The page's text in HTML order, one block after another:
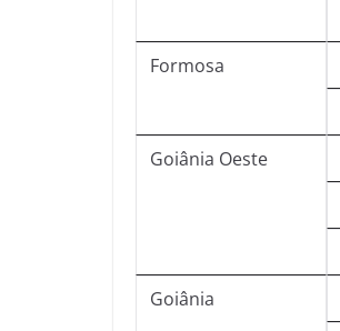
Formosa
Goiânia Oeste
Goiânia